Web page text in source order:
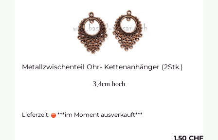
Metallzwischenteil Ohr- Kettenanhänger (2Stk.)
3,4cm hoch
Lieferzeit: ***im Moment ausverkauft***
1,50 CHF